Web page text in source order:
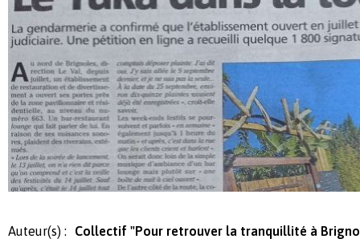
Auteur(s) : Collectif "Pour retrouver la tranquillité à